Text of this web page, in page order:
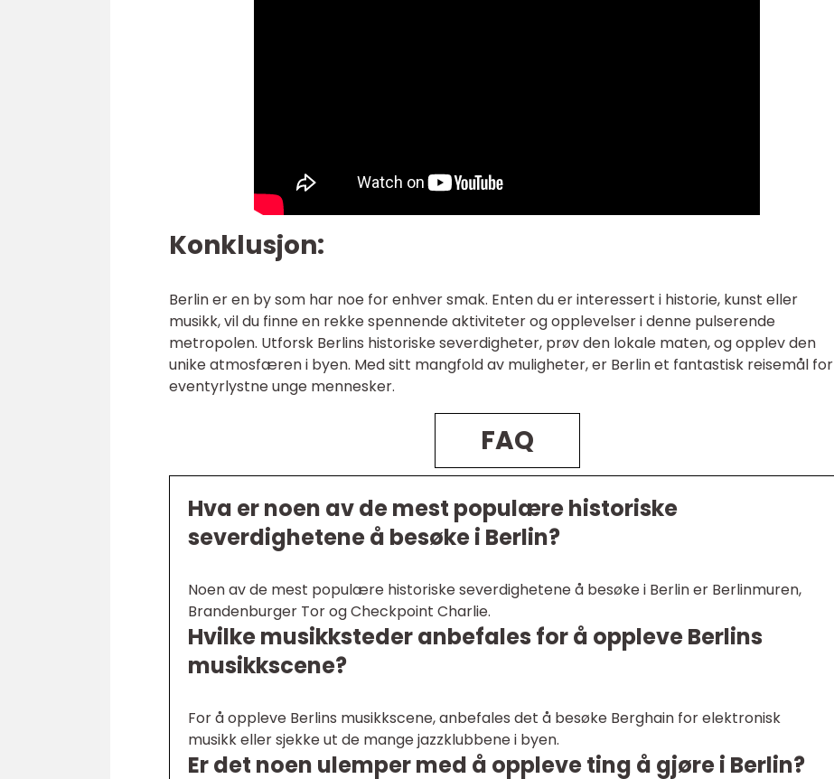
Konklusjon:
Berlin er en by som har noe for enhver smak. Enten du er interessert i historie, kunst eller
musikk, vil du finne en rekke spennende aktiviteter og opplevelser i denne pulserende
metropolen. Utforsk Berlins historiske severdigheter, prøv den lokale maten, og opplev den
unike atmosfæren i byen. Med sitt mangfold av muligheter, er Berlin et fantastisk reisemål for
eventyrlystne unge mennesker.
FAQ
Hva er noen av de mest populære historiske
severdighetene å besøke i Berlin?
Noen av de mest populære historiske severdighetene å besøke i Berlin er Berlinmuren,
Brandenburger Tor og Checkpoint Charlie.
Hvilke musikksteder anbefales for å oppleve Berlins
musikkscene?
For å oppleve Berlins musikkscene, anbefales det å besøke Berghain for elektronisk
musikk eller sjekke ut de mange jazzklubbene i byen.
Er det noen ulemper med å oppleve ting å gjøre i Berlin?